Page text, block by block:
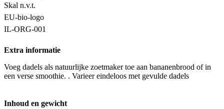
Skal n.v.t.
EU-bio-logo
IL-ORG-001
Extra informatie
Voeg dadels als natuurlijke zoetmaker toe aan bananenbrood of in
een verse smoothie. . Varieer eindeloos met gevulde dadels
Inhoud en gewicht